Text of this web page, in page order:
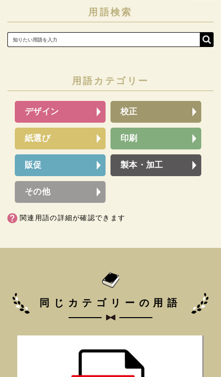
用語検索
用語カテゴリー
デザイン 校正
紙選び 印刷
販促 製本・加工
その他
関連用語の詳細が確認できます
同じカテゴリーの用語